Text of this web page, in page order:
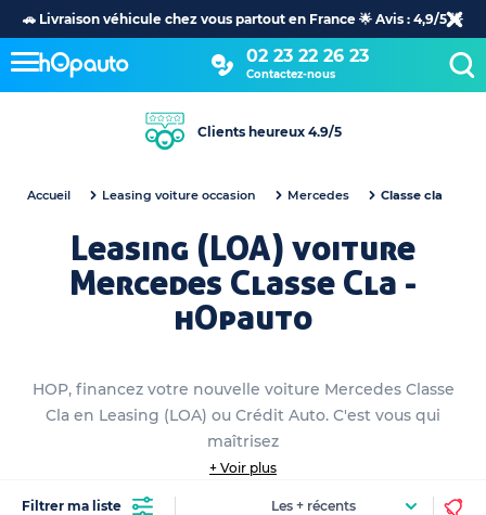
🚗 Livraison véhicule chez vous partout en France 🌟 Avis : 4,9/5 🌟
02 23 22 26 23
Contactez-nous
Clients heureux 4.9/5
Accueil Leasing voiture occasion Mercedes Classe cla
Leasing (LOA) voiture
Mercedes Classe Cla -
hOpauto
HOP, financez votre nouvelle voiture Mercedes Classe
Cla en Leasing (LOA) ou Crédit Auto. C'est vous qui
maîtrisez
+ Voir plus
Filtrer ma liste